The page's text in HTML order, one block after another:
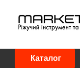
Каталог